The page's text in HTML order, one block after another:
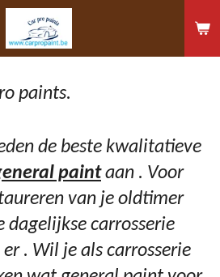
paints.
de beste kwalitatieve
paintaan . Voor
van je oldtimer
dagelijkse carrosserie
. Wil je als carrosserie